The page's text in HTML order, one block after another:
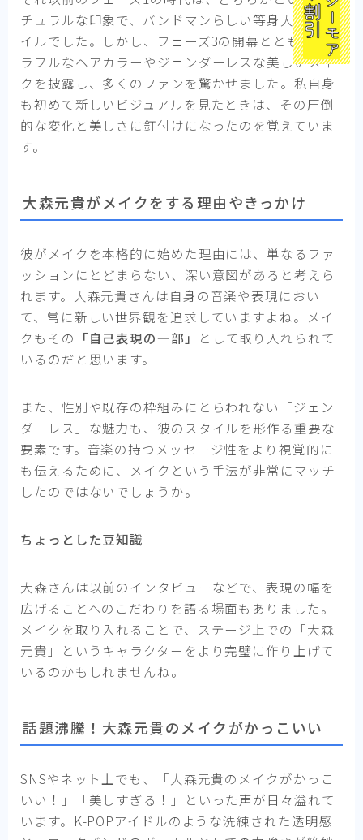
チュラルな印象で、バンドマンらしい等身大のスタ
イルでした。しかし、フェーズ3の開幕とともに、カ
ラフルなヘアカラーやジェンダーレスな美しいメイ
クを披露し、多くのファンを驚かせました。私自身
も初めて新しいビジュアルを見たときは、その圧倒
的な変化と美しさに釘付けになったのを覚えていま
す。
大森元貴がメイクをする理由やきっかけ
彼がメイクを本格的に始めた理由には、単なるファ
ッションにとどまらない、深い意図があると考えら
れます。大森元貴さんは自身の音楽や表現におい
て、常に新しい世界観を追求していますよね。メイ
クもその 「自己表現の一部」
として取り入れられて
いるのだと思います。
また、性別や既存の枠組みにとらわれない「ジェン
ダーレス」な魅力も、彼のスタイルを形作る重要な
要素です。音楽の持つメッセージ性をより視覚的に
も伝えるために、メイクという手法が非常にマッチ
したのではないでしょうか。
ちょっとした豆知識
大森さんは以前のインタビューなどで、表現の幅を
広げることへのこだわりを語る場面もありました。
メイクを取り入れることで、ステージ上での「大森
元貴」というキャラクターをより完璧に作り上げて
いるのかもしれませんね。
話題沸騰！大森元貴のメイクがかっこいい
SNSやネット上でも、「大森元貴のメイクがかっこ
いい！」「美しすぎる！」といった声が日々溢れて
います。K-POPアイドルのような洗練された透明感